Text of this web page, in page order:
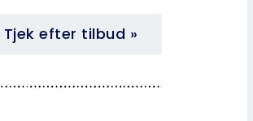
Tjek efter tilbud »